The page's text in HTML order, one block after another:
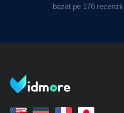
bazat pe 176